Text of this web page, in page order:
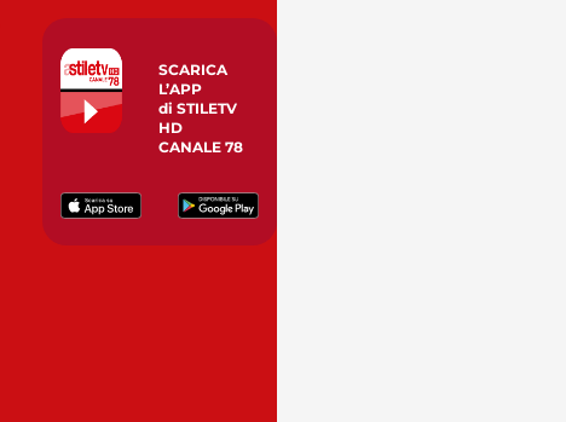
SCARICA
L’APP
di STILETV
HD
CANALE 78